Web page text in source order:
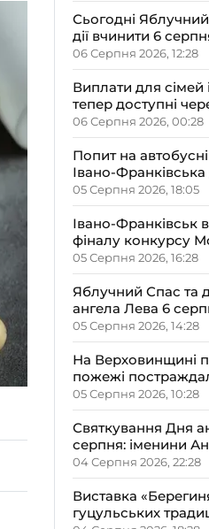
Сьогодні Яблучний
дії вчинити 6
залучення достатку
злагоди в оселю
06 Серпня 2026, 12:28
Виплати для сімей
тепер доступні
«Дія.Картку»:
06 Серпня 2026, 00:28
Попит на
Івано-
залишається
05 Серпня 2026, 18:05
Івано-Франківськ
фіналу конкурсу
столиця України-
05 Серпня 2026, 16:28
Яблучний Спас та
ангела Лева 6
варто привітати, що
освячують у храмах
прикмети
осінь
05 Серпня 2026, 14:28
На Верховинщині
пожежі
05 Серпня 2026, 10:28
Святкування Дня
серпня: іменини
двох імен – кого
можна робити
04 Серпня 2026, 22:28
Виставка
гуцульських